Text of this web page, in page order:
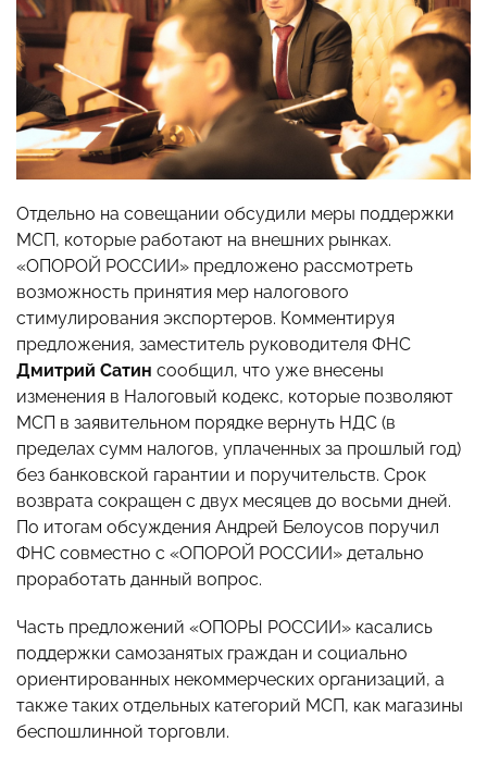
Отдельно на совещании обсудили меры поддержки
МСП, которые работают на внешних рынках.
«ОПОРОЙ РОССИИ» предложено рассмотреть
возможность принятия мер налогового
стимулирования экспортеров. Комментируя
предложения, заместитель руководителя ФНС
Дмитрий Сатин сообщил, что уже внесены
изменения в Налоговый кодекс, которые позволяют
МСП в заявительном порядке вернуть НДС (в
пределах сумм налогов, уплаченных за прошлый год)
без банковской гарантии и поручительств. Срок
возврата сокращен с двух месяцев до восьми дней.
По итогам обсуждения Андрей Белоусов поручил
ФНС совместно с «ОПОРОЙ РОССИИ» детально
проработать данный вопрос.
Часть предложений «ОПОРЫ РОССИИ» касались
поддержки самозанятых граждан и социально
ориентированных некоммерческих организаций, а
также таких отдельных категорий МСП, как магазины
беспошлинной торговли.